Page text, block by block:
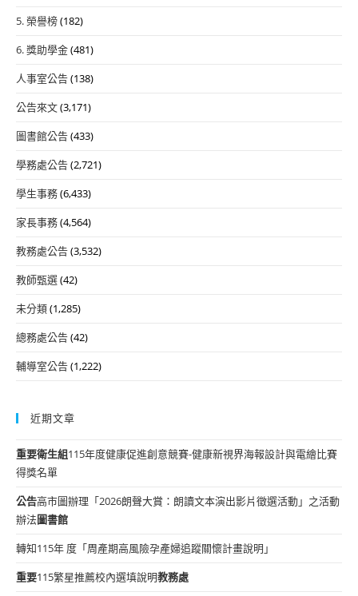
5. 榮譽榜(182)
6. 獎助學金(481)
人事室公告(138)
公告來文(3,171)
圖書館公告(433)
學務處公告(2,721)
學生事務(6,433)
家長事務(4,564)
教務處公告(3,532)
教師甄選(42)
未分類(1,285)
總務處公告(42)
輔導室公告(1,222)
近期文章
重要衛生組115年度健康促進創意競賽-健康新視界海報設計與電繪比賽
得獎名單
公告高市圖辦理「2026朗聲大賞：朗讀文本演出影片徵選活動」之活動
辦法圖書館
轉知115年 度「周產期高風險孕產婦追蹤關懷計畫說明」
重要115繁星推薦校內選填說明教務處